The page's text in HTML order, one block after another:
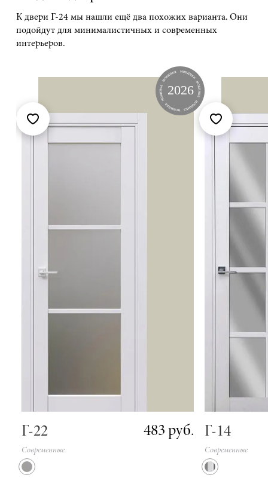
К двери Г-24 мы нашли ещё два похожих варианта. Они
подойдут для минималистичных и современных
интерьеров.
Г-22 483 руб.
Современные
Г-14
Современные